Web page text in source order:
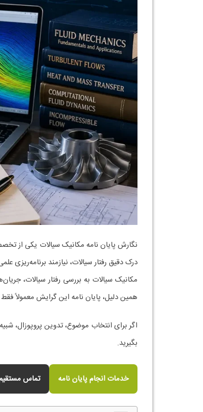
درک دقیق رفتار سیالات، نیازمند
مکانیک سیالات به بررسی رفتار سیالات،
همین دلیل، پایان نامه این گرایش معمولاً
اگر برای انتخاب موضوع، تدوین پروپوزال،
بگیرید.
خدمات انجام پایان نامه تماس